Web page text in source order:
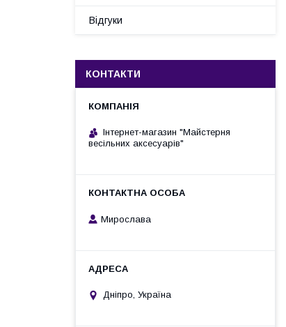
Відгуки
КОНТАКТИ
Інтернет-магазин "Майстерня
весільних аксесуарів"
Мирослава
Дніпро, Україна